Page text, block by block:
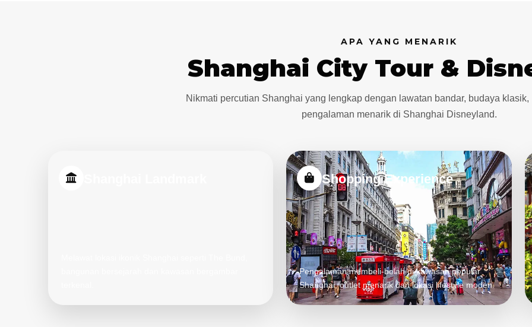
APA YANG MENARIK
Shanghai City Tour &
Nikmati percutian Shanghai yang lengkap dengan lawatan bandar, budaya
pengalaman menarik di Shanghai Disneyland.
Shopping Experience
Pengalaman membeli-belah di kawasan popular
Shanghai, outlet menarik dan lokasi lifestyle moden.